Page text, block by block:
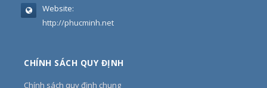
Website:
http://phucminh.net
CHÍNH SÁCH QUY ĐỊNH
Chính sách quy định chung